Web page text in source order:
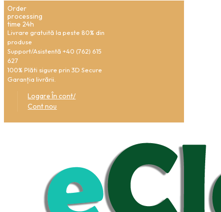
Order
processing
time 24h
Livrare gratuită la peste 80% din
produse
Support/Asistentă +40 (762) 615
627
100% Plăti sigure prin 3D Secure
Garanția livrării.
Logare În cont/
Cont nou